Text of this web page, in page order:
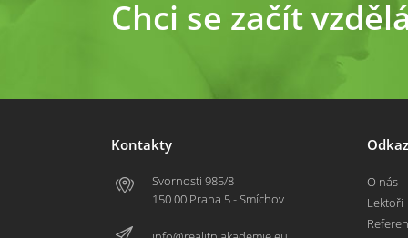
Chci se začít
Kontakty
Svornosti 985/8
150 00 Praha 5 - Smíchov
O nás
Lektoři